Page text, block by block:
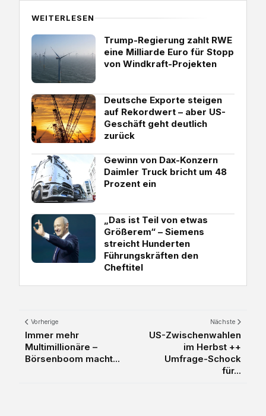
WEITERLESEN
Trump-Regierung zahlt RWE
eine Milliarde Euro für Stopp
von Windkraft-Projekten
Deutsche Exporte steigen
auf Rekordwert – aber US-
Geschäft geht deutlich
zurück
Gewinn von Dax-Konzern
Daimler Truck bricht um 48
Prozent ein
„Das ist Teil von etwas
Größerem“ – Siemens
streicht Hunderten
Führungskräften den
Cheftitel
Vorherige
Immer mehr
Multimillionäre –
Börsenboom macht...
Nächste
US-Zwischenwahlen
im Herbst ++
Umfrage-Schock
für...